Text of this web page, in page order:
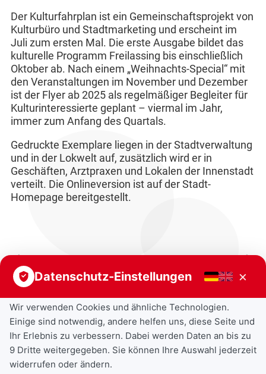
Der Kulturfahrplan ist ein Gemeinschaftsprojekt von
Kulturbüro und Stadtmarketing und erscheint im
Juli zum ersten Mal. Die erste Ausgabe bildet das
kulturelle Programm Freilassing bis einschließlich
Oktober ab. Nach einem „Weihnachts-Special“ mit
den Veranstaltungen im November und Dezember
ist der Flyer ab 2025 als regelmäßiger Begleiter für
Kulturinteressierte geplant – viermal im Jahr,
immer zum Anfang des Quartals.
Gedruckte Exemplare liegen in der Stadtverwaltung
und in der Lokwelt auf, zusätzlich wird er in
Geschäften, Arztpraxen und Lokalen der Innenstadt
verteilt. Die Onlineversion ist auf der Stadt-
Homepage bereitgestellt.
Datenschutz-Einstellungen ×
Wir verwenden Cookies und ähnliche Technologien.
Einige sind notwendig, andere helfen uns, diese Seite und
Ihr Erlebnis zu verbessern. Dabei werden Daten an bis zu
9 Dritte weitergegeben. Sie können Ihre Auswahl jederzeit
widerrufen oder ändern.